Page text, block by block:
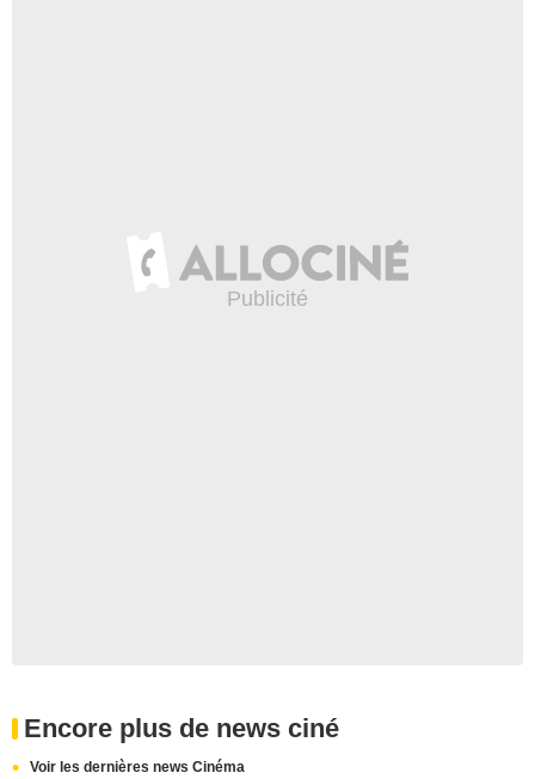
Encore plus de news ciné
Voir les dernières news Cinéma